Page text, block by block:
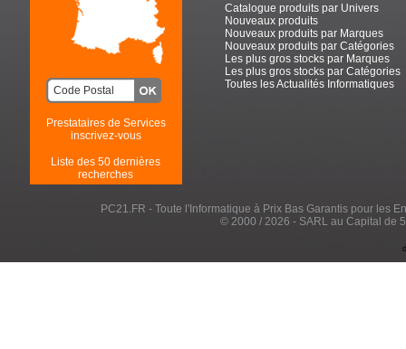
Prestataires de Services
inscrivez-vous
Liste des 50 dernières
recherches
Catalogue produits par Univers
Nouveaux produits
Nouveaux produits par Marques
Nouveaux produits par Catégories
Les plus gros stocks par Marques
Les plus gros stocks par Catégories
Toutes les Actualités Informatiques
PC21.FR - Toute l'Informatique à Prix Bas Garantis pour les
© 2000 / 2026 - SARL au Capital de